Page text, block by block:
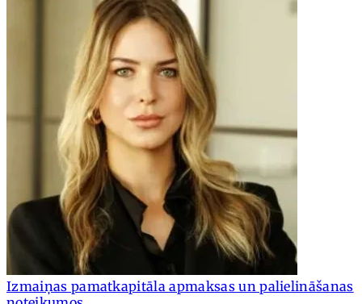
Izmaiņas pamatkapitāla apmaksas un palielināšanas